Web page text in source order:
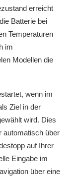
erreicht
Batterie bei
Temperaturen
im
Modellen die
wenn im
Ziel in der
wird. Dies
automatisch über
auf Ihrer
Eingabe im
über eine